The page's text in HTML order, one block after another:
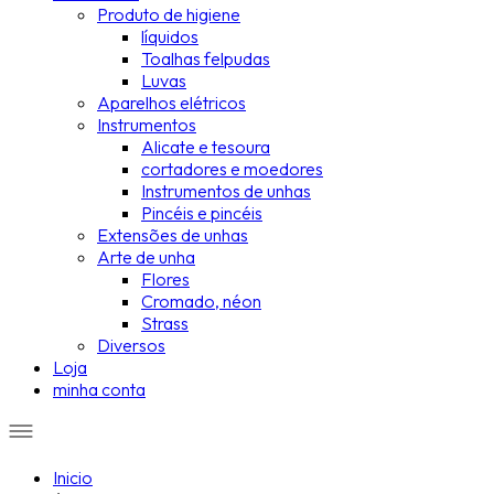
Produto de higiene
líquidos
Toalhas felpudas
Luvas
Aparelhos elétricos
Instrumentos
Alicate e tesoura
cortadores e moedores
Instrumentos de unhas
Pincéis e pincéis
Extensões de unhas
Arte de unha
Flores
Cromado, néon
Strass
Diversos
Loja
minha conta
Inicio